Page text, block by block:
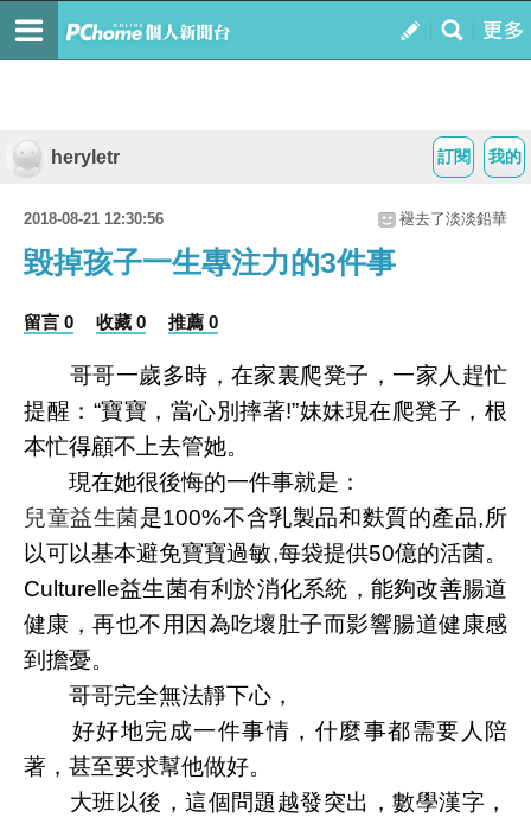
我的
訂閱
heryletr
2018-08-21 12:30:56 褪去了淡淡鉛華
毀掉孩子一生專注力的3件事
留言 0 收藏 0 推薦 0
哥哥一歲多時，在家裏爬凳子，一家人趕忙
提醒：“寶寶，當心別摔著!”妹妹現在爬凳子，根
本忙得顧不上去管她。
現在她很後悔的一件事就是：
兒童益生菌是100%不含乳製品和麩質的產品,所
以可以基本避免寶寶過敏,每袋提供50億的活菌。
Culturelle益生菌有利於消化系統，能夠改善腸道
健康，再也不用因為吃壞肚子而影響腸道健康感
到擔憂。
哥哥完全無法靜下心，
好好地完成一件事情，什麼事都需要人陪
著，甚至要求幫他做好。
大班以後，這個問題越發突出，數學漢字，